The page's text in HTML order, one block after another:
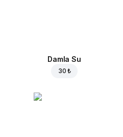
Damla Su
30 ₺